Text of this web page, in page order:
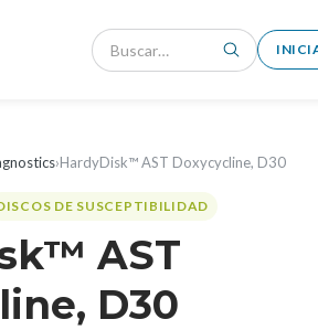
›HardyDisk™ AST Doxycycline, D30
DE SUSCEPTIBILIDAD
AST
D30